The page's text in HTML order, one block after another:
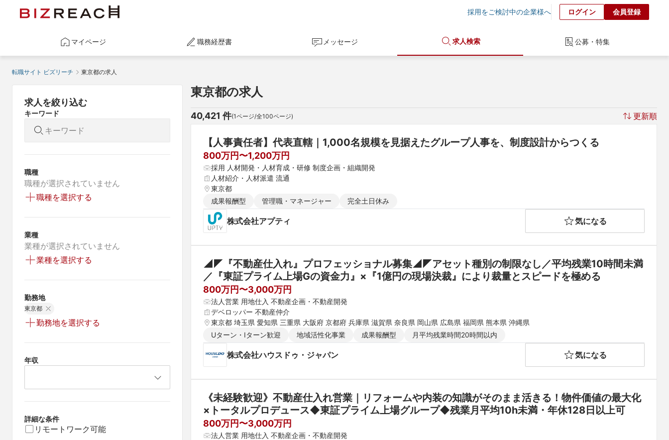
採用をご検討中の企業様へ ログイン 会員登録
マイページ 職務経歴書 メッセージ 求人検索 公募・特集
転職サイト ビズリーチ 東京都の求人
求人を絞り込む
キーワード
職種
職種が選択されていません
職種を選択する
業種
業種が選択されていません
業種を選択する
勤務地
東京都
勤務地を選択する
年収
詳細な条件
リモートワーク可能
東京都の求人
40,421 件(1ページ/全100ページ) 更新順
【人事責任者】代表直轄｜1,000名規模を見据えたグループ人事を、制度設計からつくる
800万円〜1,200万円
採用 人材開発・人材育成・研修 制度企画・組織開発
人材紹介・人材派遣 流通
東京都
成果報酬型
管理職・マネージャー 完全土日休み
株式会社アプティ 気になる
◢◤『不動産仕入れ』プロフェッショナル募集◢◤アセット種別の制限なし／平均残業10時間未満
／『東証プライム上場Gの資金力』×『1億円の現場決裁』により裁量とスピードを極める
800万円〜3,000万円
法人営業 用地仕入 不動産企画・不動産開発
デベロッパー 不動産仲介
東京都 埼玉県 愛知県 三重県 大阪府 京都府 兵庫県 滋賀県 奈良県 岡山県 広島県 福岡県 熊本県 沖縄県
Uターン・Iターン歓迎
地域活性化事業 成果報酬型 月平均残業時間20時間以内
株式会社ハウスドゥ・ジャパン 気になる
《未経験歓迎》不動産仕入れ営業｜リフォームや内装の知識がそのまま活きる！物件価値の最大化
×トータルプロデュース◆東証プライム上場グループ◆残業月平均10h未満・年休128日以上可
800万円〜3,000万円
法人営業 用地仕入 不動産企画・不動産開発